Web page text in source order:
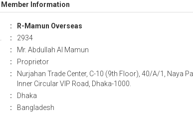
Member Information
:
R-Mamun Overseas
:
2934
:
Mr. Abdullah Al Mamun
:
Proprietor
:
Nurjahan Trade Center, C-10 (9th Floor), 40/A/1, Naya
Inner Circular VIP Road, Dhaka-1000.
:
Dhaka
:
Bangladesh